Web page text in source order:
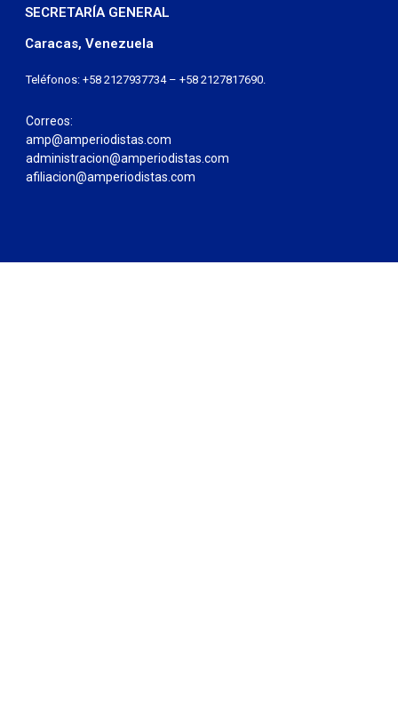
SECRETARÍA GENERAL
Caracas, Venezuela
Teléfonos: +58 2127937734 – +58 2127817690.
Correos:
amp@amperiodistas.com
administracion@amperiodistas.com
afiliacion@amperiodistas.com